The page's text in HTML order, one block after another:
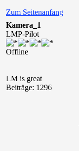
Zum Seitenanfang
Kamera_1
LMP-Pilot
Offline
LM is great
Beiträge: 1296